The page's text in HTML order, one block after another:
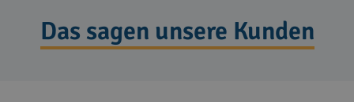
Das sagen unsere Kunden